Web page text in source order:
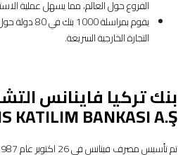
الفروع حول العالم، مما يسهل عملية
يقوم بمراسلة
التجارة الخارجية السريعة.
KATILIM BANKASI A.Ş: